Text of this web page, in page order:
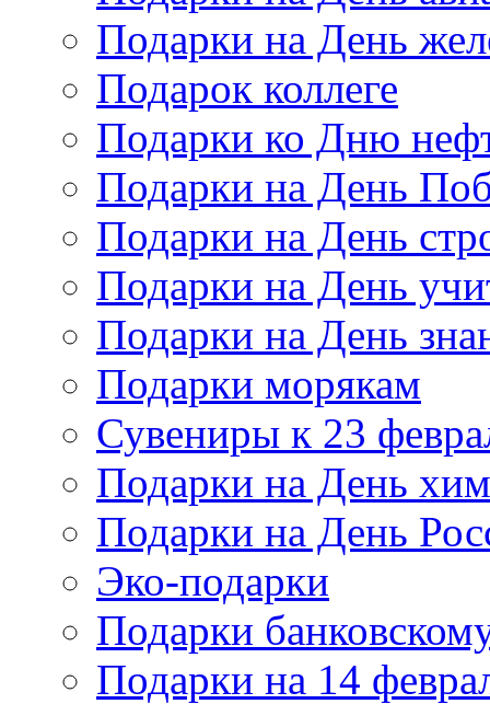
Подарки на День
Подарок коллеге
Подарки ко Дню
Подарки на День
Подарки на День
Подарки на День
Подарки на День
Подарки морякам
Сувениры к 23
Подарки на День
Подарки на День
Эко-подарки
Подарки
Подарки на 14